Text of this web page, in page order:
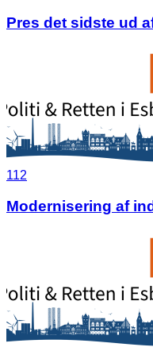
Pres det sidste ud
112
Modernisering af